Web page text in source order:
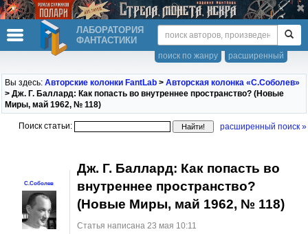
ЛАБОРАТОРИЯ
ФАНТАСТИКИ
расширенный
поиск по жанру
Вы здесь: Авторские колонки FantLab > Авторская колонка «С.Соболев»
> Дж. Г. Баллард: Как попасть во внутреннее пространство? (Новые
Миры, май 1962, № 118)
Поиск статьи: расширенный поиск »
С.Соболев
Дж. Г. Баллард: Как попасть во
внутреннее пространство?
(Новые Миры, май 1962, № 118)
Статья написана 23 мая 10:11